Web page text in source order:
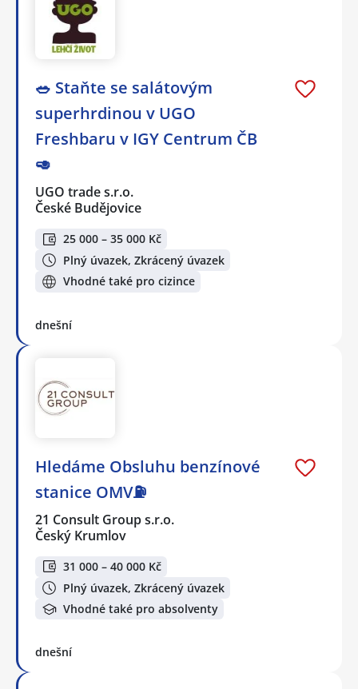
🥗 Staňte se salátovým
superhrdinou v UGO
Freshbaru v IGY Centrum ČB
🥑
UGO trade s.r.o.
České Budějovice
25 000 – 35 000 Kč
Plný úvazek, Zkrácený úvazek
Vhodné také pro cizince
dnešní
Hledáme Obsluhu benzínové
stanice OMV⛽
21 Consult Group s.r.o.
Český Krumlov
31 000 – 40 000 Kč
Plný úvazek, Zkrácený úvazek
Vhodné také pro absolventy
dnešní